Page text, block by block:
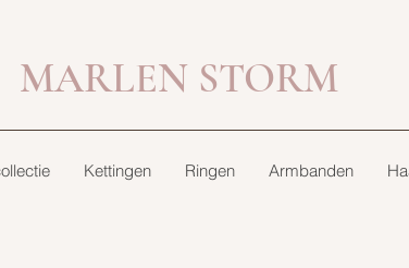
MARLEN STORM
Kettingen Ringen Armbanden